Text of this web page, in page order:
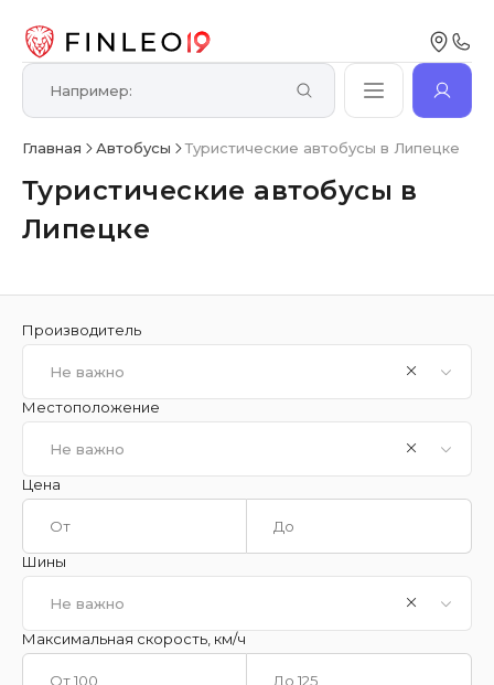
Главная Автобусы Туристические автобусы в Липецке
Туристические автобусы в
Липецке
Производитель
Не важно
Местоположение
Не важно
Цена
Шины
Не важно
Максимальная скорость, км/ч